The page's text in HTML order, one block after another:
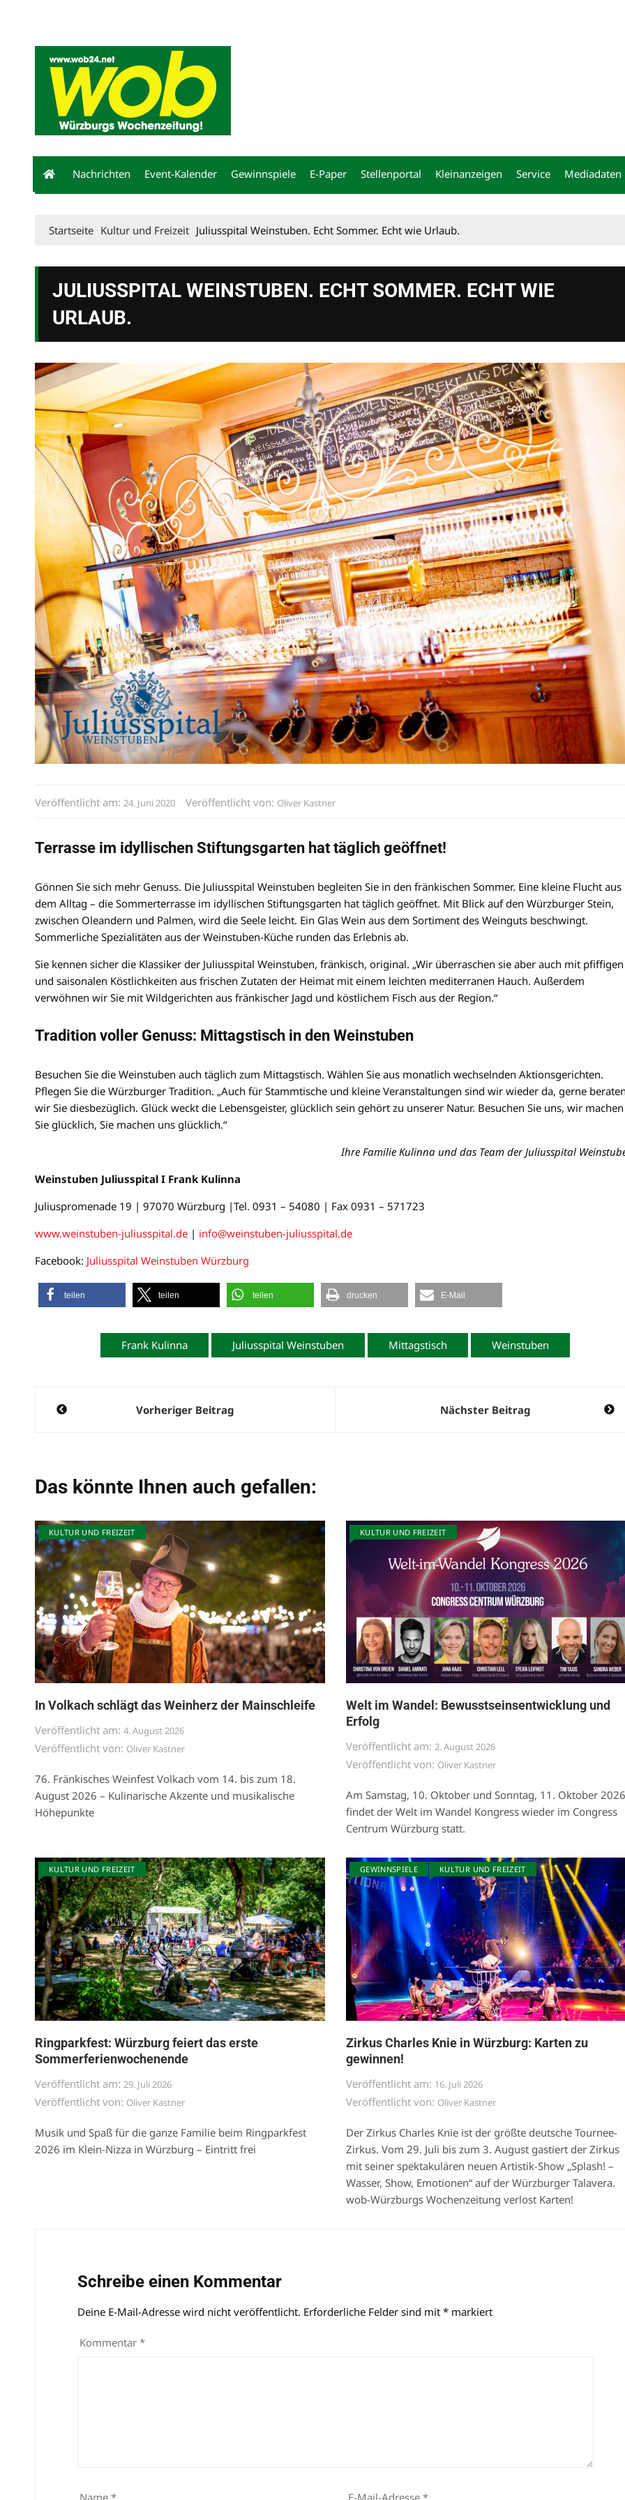
Nachrichten Event-Kalender Gewinnspiele E-Paper Stellenportal Kleinanzeigen Service Mediadaten
Startseite Kultur und Freizeit Juliusspital Weinstuben. Echt Sommer. Echt wie Urlaub.
JULIUSSPITAL WEINSTUBEN. ECHT SOMMER. ECHT WIE
URLAUB.
Veröffentlicht am: 24. Juni 2020 Veröffentlicht von: Oliver Kastner
Terrasse im idyllischen Stiftungsgarten hat täglich geöffnet!
Gönnen Sie sich mehr Genuss. Die Juliusspital Weinstuben begleiten Sie in den fränkischen Sommer. Eine kleine Flucht aus
dem Alltag – die Sommerterrasse im idyllischen Stiftungsgarten hat täglich geöffnet. Mit Blick auf den Würzburger Stein,
zwischen Oleandern und Palmen, wird die Seele leicht. Ein Glas Wein aus dem Sortiment des Weinguts beschwingt.
Sommerliche Spezialitäten aus der Weinstuben-Küche runden das Erlebnis ab.
Sie kennen sicher die Klassiker der Juliusspital Weinstuben, fränkisch, original. „Wir überraschen sie aber auch mit pfiffigen
und saisonalen Köstlichkeiten aus frischen Zutaten der Heimat mit einem leichten mediterranen Hauch. Außerdem
verwöhnen wir Sie mit Wildgerichten aus fränkischer Jagd und köstlichem Fisch aus der Region.“
Tradition voller Genuss: Mittagstisch in den Weinstuben
Besuchen Sie die Weinstuben auch täglich zum Mittagstisch. Wählen Sie aus monatlich wechselnden Aktionsgerichten.
Pflegen Sie die Würzburger Tradition. „Auch für Stammtische und kleine Veranstaltungen sind wir wieder da, gerne
wir Sie diesbezüglich. Glück weckt die Lebensgeister, glücklich sein gehört zu unserer Natur. Besuchen Sie uns, wir machen
Sie glücklich, Sie machen uns glücklich.“
Ihre Familie Kulinna und das Team der Juliusspital
Weinstuben Juliusspital I Frank Kulinna
Juliuspromenade 19 | 97070 Würzburg |Tel. 0931 – 54080 | Fax 0931 – 571723
www.weinstuben-juliusspital.de | info@weinstuben-juliusspital.de
Facebook: Juliusspital Weinstuben Würzburg
teilen teilen teilen drucken E-Mail
Frank Kulinna Juliusspital Weinstuben Mittagstisch Weinstuben
Beitragsnavigation
Vorheriger Beitrag Nächster Beitrag
Das könnte Ihnen auch gefallen:
KULTUR UND FREIZEIT
In Volkach schlägt das Weinherz der Mainschleife
Veröffentlicht am: 4. August 2026
Veröffentlicht von: Oliver Kastner
76. Fränkisches Weinfest Volkach vom 14. bis zum 18.
August 2026 – Kulinarische Akzente und musikalische
Höhepunkte
KULTUR UND FREIZEIT
Welt im Wandel: Bewusstseinsentwicklung und
Erfolg
Veröffentlicht am: 2. August 2026
Veröffentlicht von: Oliver Kastner
Am Samstag, 10. Oktober und Sonntag, 11. Oktober 2026
findet der Welt im Wandel Kongress wieder im Congress
Centrum Würzburg statt.
KULTUR UND FREIZEIT
Ringparkfest: Würzburg feiert das erste
Sommerferienwochenende
Veröffentlicht am: 29. Juli 2026
Veröffentlicht von: Oliver Kastner
Musik und Spaß für die ganze Familie beim Ringparkfest
2026 im Klein-Nizza in Würzburg – Eintritt frei
GEWINNSPIELE KULTUR UND FREIZEIT
Zirkus Charles Knie in Würzburg: Karten zu
gewinnen!
Veröffentlicht am: 16. Juli 2026
Veröffentlicht von: Oliver Kastner
Der Zirkus Charles Knie ist der größte deutsche Tournee-
Zirkus. Vom 29. Juli bis zum 3. August gastiert der Zirkus
mit seiner spektakulären neuen Artistik-Show „Splash! –
Wasser, Show, Emotionen“ auf der Würzburger Talavera.
wob-Würzburgs Wochenzeitung verlost Karten!
Schreibe einen Kommentar
Deine E-Mail-Adresse wird nicht veröffentlicht. Erforderliche Felder sind mit * markiert
Kommentar *
Alternative: